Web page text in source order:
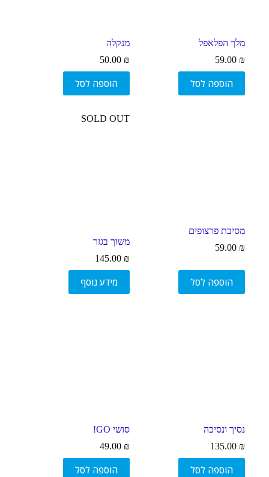
מלך הפלאפל
59.00 ₪
הוספה לסל
מנקלה
50.00 ₪
הוספה לסל
מסיבת פרצופים
59.00 ₪
הוספה לסל
SOLD OUT
משוך בגזר
145.00 ₪
מידע נוסף
נסיך ונסיכה
135.00 ₪
הוספה לסל
סושי GO!
49.00 ₪
הוספה לסל